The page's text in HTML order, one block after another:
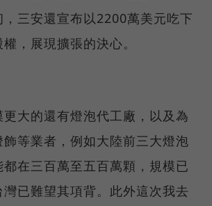
三安還宣布以2200萬美元吃下
，展現擴張的決心。
大的還有燈泡代工廠，以及為
等業者，例如大陸前三大燈泡
在三百萬至五百萬顆，規模已
已難望其項背。此外這次我去